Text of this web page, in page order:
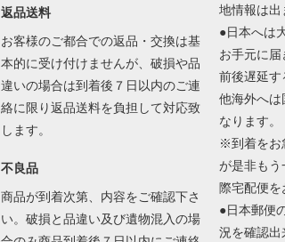
返品送料
お客様のご都合での返品・交換は基
本的に受け付けませんが、破損や品
違いの場合は到着後７日以内のご連
絡に限り返品送料を負担して対応致
します。
不良品
商品が到着次第、内容をご確認下さ
い。破損と品違い及び遺物混入の場
地情報は出
●日本へは
お手元に届
前後遅延す
他海外へは
なります。
※到着をお
が是非もう
際宅配便を
●日本郵便
況を確認出